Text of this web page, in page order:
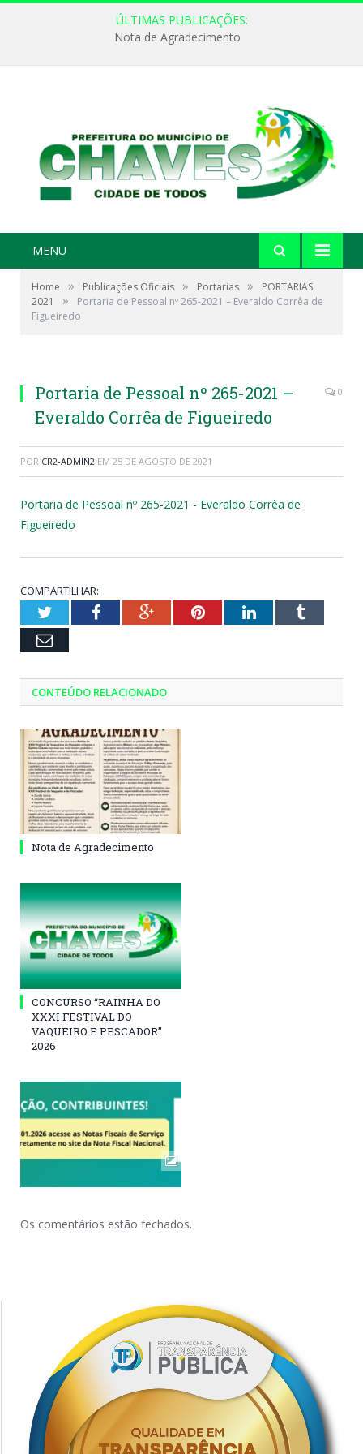
ÚLTIMAS PUBLICAÇÕES:
Nota de Agradecimento
MENU
Home » Publicações Oficiais » Portarias »
PORTARIAS
2021
»
Portaria de Pessoal nº 265-2021 – Everaldo Corrêa de
Figueiredo
Portaria de Pessoal nº 265-2021 –
Everaldo Corrêa de Figueiredo
0
POR CR2-ADMIN2 EM 25 DE AGOSTO DE 2021
Portaria de Pessoal nº 265-2021 - Everaldo Corrêa de
Figueiredo
COMPARTILHAR:
TwitterFacebookGoogle+PinterestLinkedInTumblr
Email
CONTEÚDO RELACIONADO
Nota de Agradecimento
CONCURSO “RAINHA DO
XXXI FESTIVAL DO
VAQUEIRO E PESCADOR”
2026
Os comentários estão fechados.